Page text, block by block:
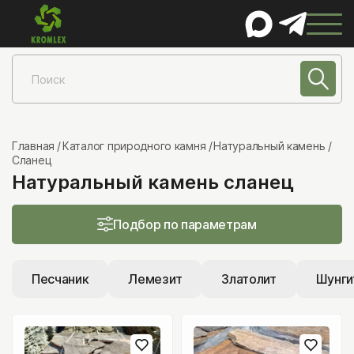
КАТАЛОГ
Натуральный камень
Песчаник
Лемезит
Златолит
Сланец
Порфирит
Главная Каталог природного камня
Натуральный камень
Сланец
Натуральный камень сланец
Подбор по параметрам
Песчаник Лемезит Златолит